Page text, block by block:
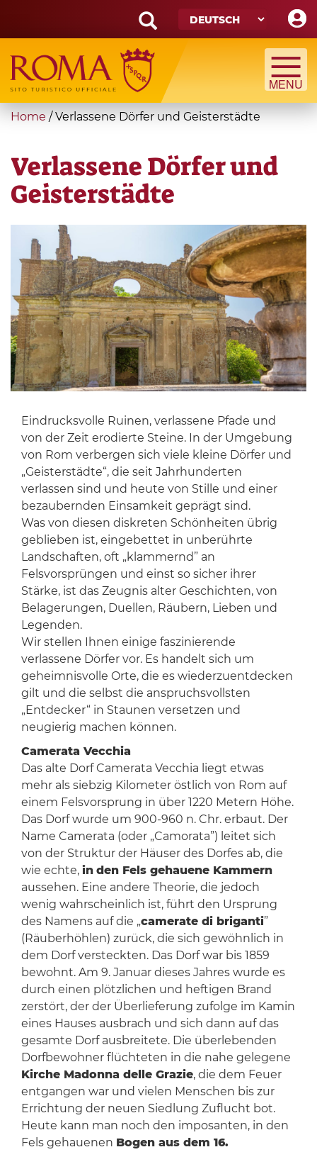
main
content
Search
form
Suche
You
here
Home /Verlassene Dörfer und Geisterstädte
Verlassene Dörfer und
Geisterstädte
Eindrucksvolle Ruinen, verlassene Pfade und
von der Zeit erodierte Steine. In der Umgebung
von Rom verbergen sich viele kleine Dörfer und
„Geisterstädte“, die seit Jahrhunderten
verlassen sind und heute von Stille und einer
bezaubernden Einsamkeit geprägt sind.
Was von diesen diskreten Schönheiten übrig
geblieben ist, eingebettet in unberührte
Landschaften, oft „klammernd” an
Felsvorsprüngen und einst so sicher ihrer
Stärke, ist das Zeugnis alter Geschichten, von
Belagerungen, Duellen, Räubern, Lieben und
Legenden.
Wir stellen Ihnen einige faszinierende
verlassene Dörfer vor. Es handelt sich um
geheimnisvolle Orte, die es wiederzuentdecken
gilt und die selbst die anspruchsvollsten
„Entdecker“ in Staunen versetzen und
neugierig machen können.
Camerata Vecchia
Das alte Dorf Camerata Vecchia liegt etwas
mehr als siebzig Kilometer östlich von Rom auf
einem Felsvorsprung in über 1220 Metern Höhe.
Das Dorf wurde um 900-960 n. Chr. erbaut. Der
Name Camerata (oder „Camorata”) leitet sich
von der Struktur der Häuser des Dorfes ab, die
wie echte, in den Fels gehauene Kammern
aussehen. Eine andere Theorie, die jedoch
wenig wahrscheinlich ist, führt den Ursprung
des Namens auf die „camerate di briganti”
(Räuberhöhlen) zurück, die sich gewöhnlich in
dem Dorf versteckten. Das Dorf war bis 1859
bewohnt. Am 9. Januar dieses Jahres wurde es
durch einen plötzlichen und heftigen Brand
zerstört, der der Überlieferung zufolge im Kamin
eines Hauses ausbrach und sich dann auf das
gesamte Dorf ausbreitete. Die überlebenden
Dorfbewohner flüchteten in die nahe gelegene
Kirche Madonna delle Grazie, die dem Feuer
entgangen war und vielen Menschen bis zur
Errichtung der neuen Siedlung Zuflucht bot.
Heute kann man noch den imposanten, in den
Fels gehauenen Bogen aus dem 16.